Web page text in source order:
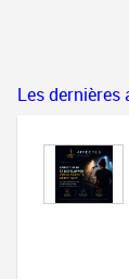
Les dernières